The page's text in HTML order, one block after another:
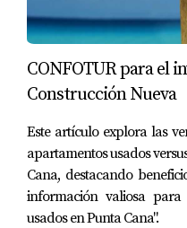
deseas obtener más
aprovechar el
inmobiliaria o si tienes
el proceso, no dudes en
Preguntas
¿Qué áreas son las
bienes raíces en
CONFOTUR para el
Construcción Nueva
Este artículo explora las
apartamentos usados
Cana, destacando
información valiosa para
usados en Punta Cana".